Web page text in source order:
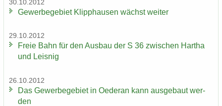
30.10.2012
Ge­wer­be­ge­biet Klipp­hau­sen wächst wei­ter
29.10.2012
Freie Bahn für den Aus­bau der S 36 zwi­schen Har­tha
und Leis­nig
26.10.2012
Das Ge­wer­be­ge­biet in Oe­der­an kann aus­ge­baut wer­
den